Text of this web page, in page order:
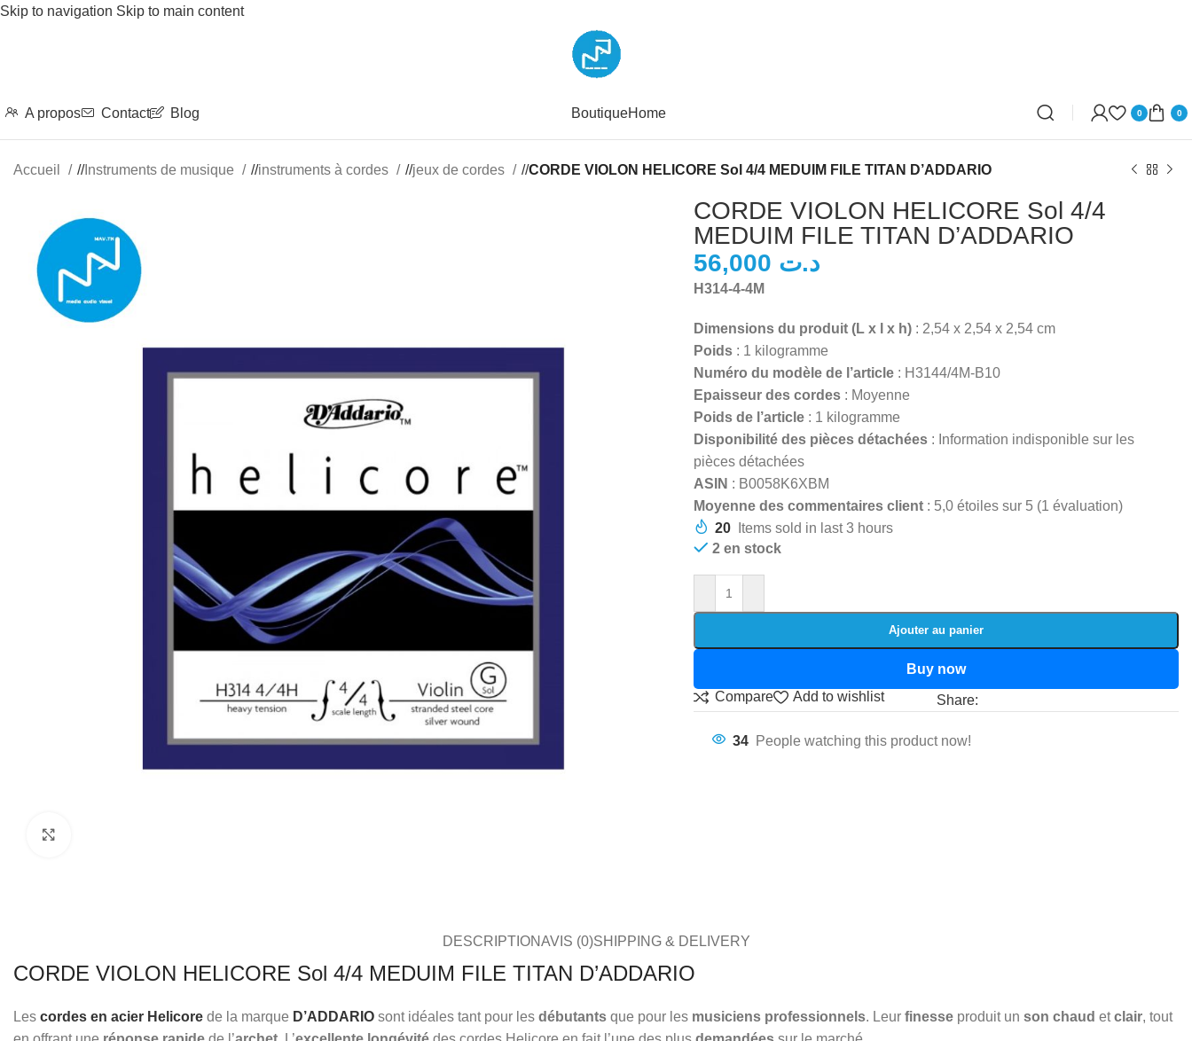
Skip to navigation Skip to main content
A propos Contact Blog BoutiqueHome 0 0
Accueil / Instruments de musique / instruments à cordes / jeux de cordes / CORDE VIOLON HELICORE Sol 4/4 MEDUIM FILE TITAN D’ADDARIO
CORDE VIOLON HELICORE Sol 4/4
MEDUIM FILE TITAN D’ADDARIO
د.ت
H314-4-4M
Dimensions du produit (L x l x h) : 2,54 x 2,54 x 2,54 cm
Poids : 1 kilogramme
Numéro du modèle de l’article : H3144/4M-B10
Epaisseur des cordes : Moyenne
Poids de l’article : 1 kilogramme
Disponibilité des pièces détachées : Information indisponible sur les
pièces détachées
ASIN : B0058K6XBM
Moyenne des commentaires client : 5,0 étoiles sur 5 (1 évaluation)
20
Items sold in last 3 hours
2 en stock
Ajouter au panier
Buy now
Compare
Add to wishlist Share:
34 People watching this product now!
DESCRIPTIONAVIS (0)SHIPPING & DELIVERY
CORDE VIOLON HELICORE Sol 4/4 MEDUIM FILE TITAN D’ADDARIO
Les cordes en acier Helicore de la marque D’ADDARIO sont idéales tant pour les débutants que pour les musiciens professionnels. Leur finesse produit un son chaud etclair, tout